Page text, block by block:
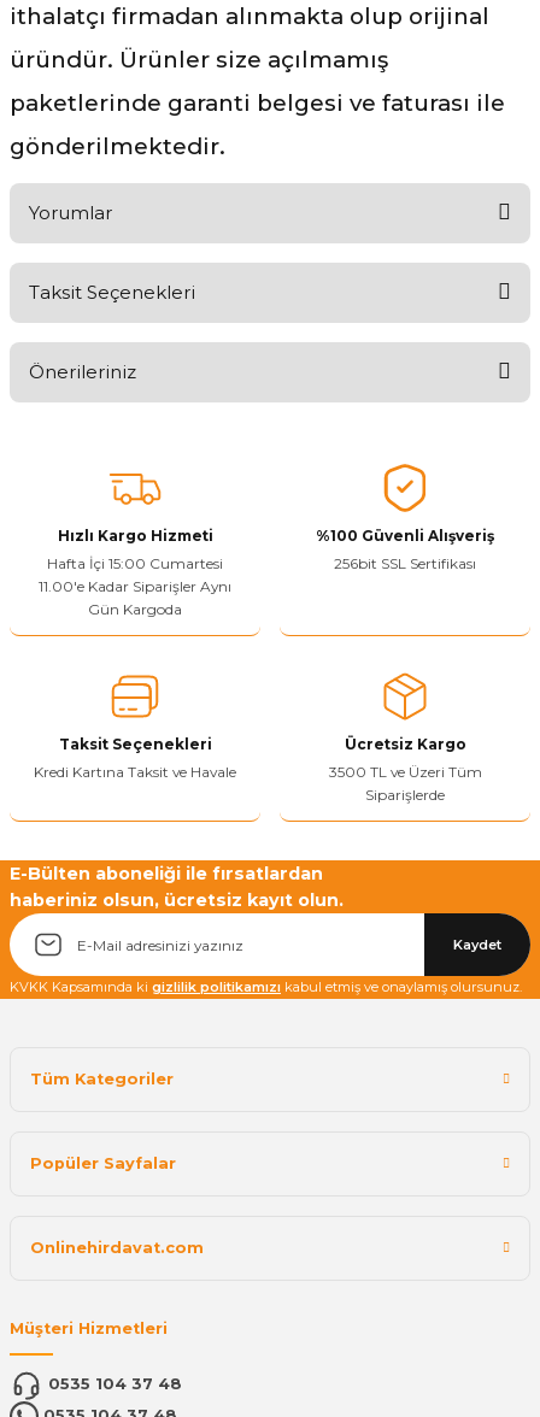
ithalatçı firmadan alınmakta olup orijinal
üründür. Ürünler size açılmamış
paketlerinde garanti belgesi ve faturası ile
gönderilmektedir.
Yorumlar
Ürünü Değerlendir
Taksit Seçenekleri
Önerileriniz
tarafımıza iletebilirsiniz.
Görüş ve önerileriniz için teşekkür ederiz.
Ürün resmi kalitesiz, bozuk veya görüntülenemiyor.
Ürün açıklamasında eksik bilgiler bulunuyor.
Sitenize Pek Güvenemedim
Bu ürüne benzer farklı alternatifler olmalı.
Yetkiliye Gönder
Hızlı Kargo Hizmeti
Hafta İçi 15:00 Cumartesi
11.00'e Kadar Siparişler Aynı
Gün Kargoda
%100 Güvenli Alışveriş
256bit SSL Sertifikası
Taksit Seçenekleri
Kredi Kartına Taksit ve Havale
Ücretsiz Kargo
3500 TL ve Üzeri Tüm
Siparişlerde
E-Bülten aboneliği ile fırsatlardan
haberiniz olsun, ücretsiz kayıt olun.
Kaydet
KVKK Kapsamında ki gizlilik politikamızı kabul etmiş ve onaylamış olursunuz.
Tüm Kategoriler
Popüler Sayfalar
Onlinehirdavat.com
Müşteri Hizmetleri
0535 104 37 48